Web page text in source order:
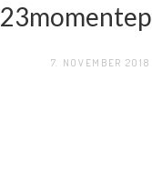
7. NOVEMBER 2018